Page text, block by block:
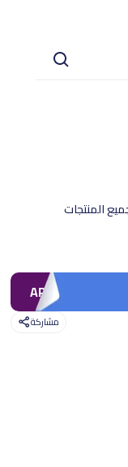
ARBD143
مشاركة